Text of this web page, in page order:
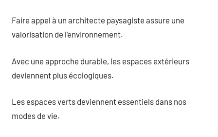
Faire appel à un architecte paysagiste assure une
valorisation de l’environnement.
Avec une approche durable, les espaces extérieurs
deviennent plus écologiques.
Les espaces verts deviennent essentiels dans nos
modes de vie.